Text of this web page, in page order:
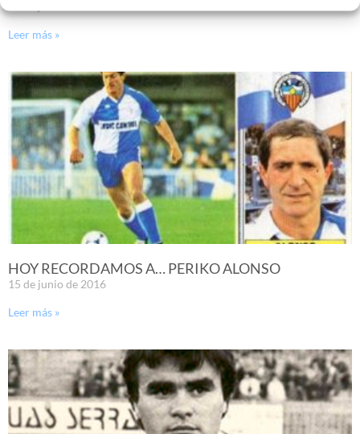
Leer más »
HOY RECORDAMOS A… PERIKO ALONSO
15 de junio de 2016
Leer más »